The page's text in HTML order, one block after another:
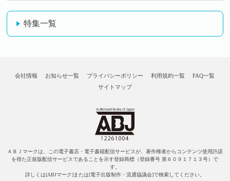
特集一覧
会社情報 お知らせ一覧 プライバシーポリシー 利用規約一覧
FAQ一覧
サイトマップ
ＡＢＪマークは、この電子書店・電子書籍配信サービスが、著作権者からコンテンツ使用許諾
を得た正規版配信サービスであることを示す登録商標（登録番号 第６０９１７１３号）で
す。
詳しくは[ABJマーク]または[電子出版制作・流通協議会]で検索してください。